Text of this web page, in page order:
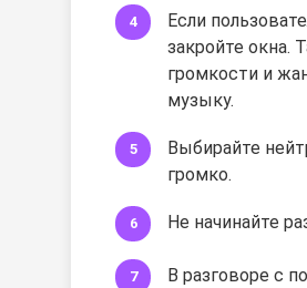
Если
закройте окна.
громкости и
музыку.
Выбирайте
громко.
Не начинайте
В разговоре с